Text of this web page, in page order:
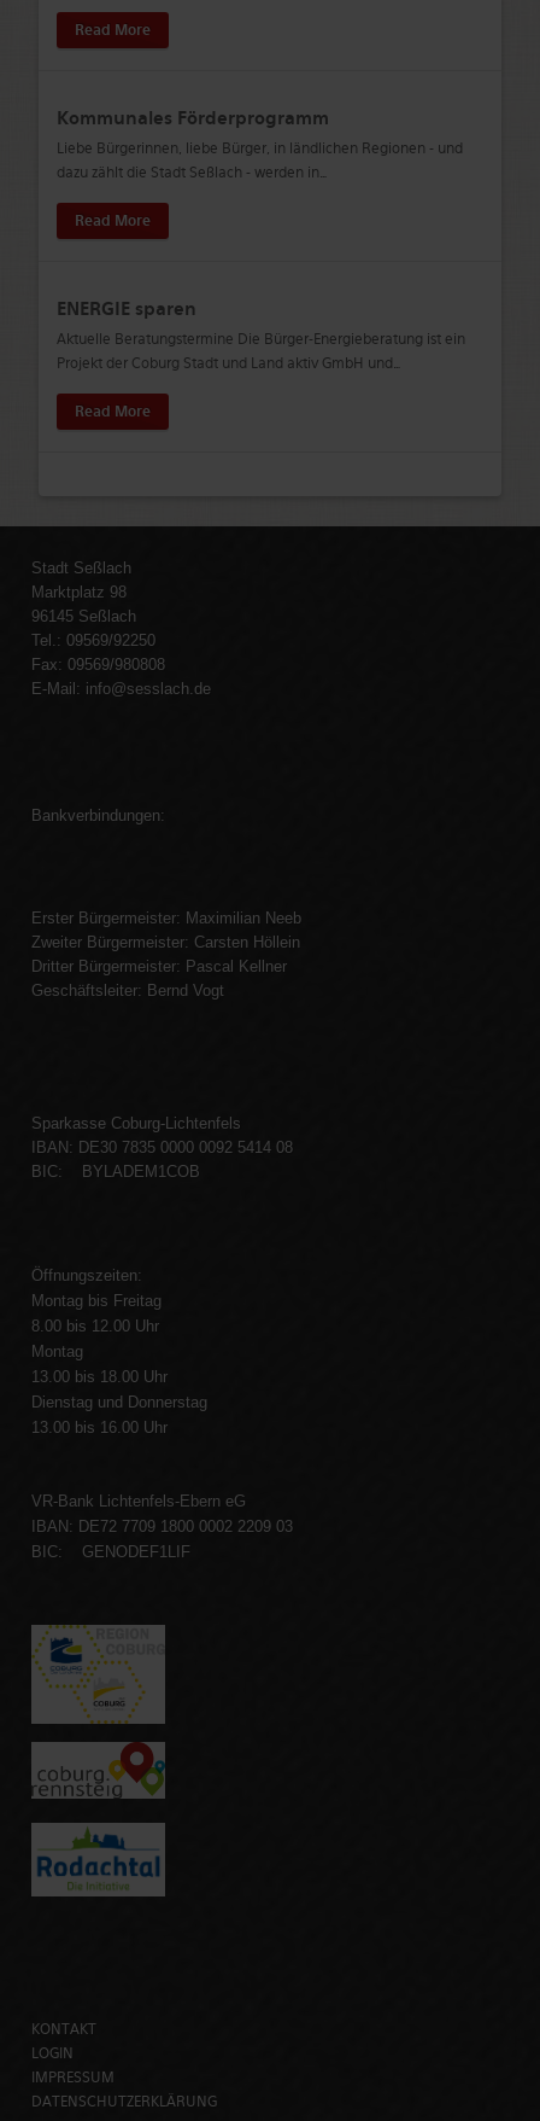
Read More
Kommunales Förderprogramm
Liebe Bürgerinnen, liebe Bürger, in ländlichen Regionen - und
dazu zählt die Stadt Seßlach - werden in…
Read More
ENERGIE sparen
Aktuelle Beratungstermine Die Bürger-Energieberatung ist ein
Projekt der Coburg Stadt und Land aktiv GmbH und…
Read More
Stadt Seßlach
Marktplatz 98
96145 Seßlach
Tel.: 09569/92250
Fax: 09569/980808
E-Mail: info@sesslach.de
Bankverbindungen:
Erster Bürgermeister: Maximilian Neeb
Zweiter Bürgermeister: Carsten Höllein
Dritter Bürgermeister: Pascal Kellner
Geschäftsleiter: Bernd Vogt
Sparkasse Coburg-Lichtenfels
IBAN: DE30 7835 0000 0092 5414 08
BIC: BYLADEM1COB
Öffnungszeiten:
Montag bis Freitag
8.00 bis 12.00 Uhr
Montag
13.00 bis 18.00 Uhr
Dienstag und Donnerstag
13.00 bis 16.00 Uhr
VR-Bank Lichtenfels-Ebern eG
IBAN: DE72 7709 1800 0002 2209 03
BIC: GENODEF1LIF
KONTAKT
LOGIN
IMPRESSUM
DATENSCHUTZERKLÄRUNG